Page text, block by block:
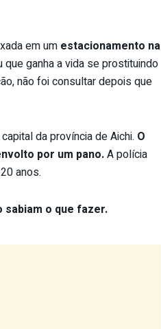
em um estacionamento na
ganha a vida se prostituindo
não foi consultar depois que
da província de Aichi. O
por um pano.A polícia
anos.
sabiam o que fazer.